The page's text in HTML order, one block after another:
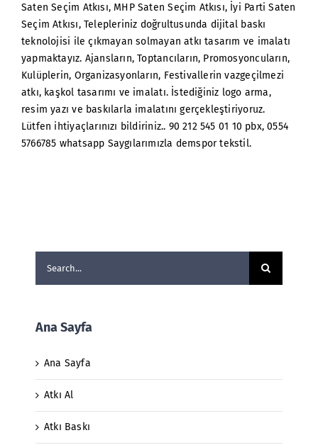
Saten Seçim Atkısı, MHP Saten Seçim Atkısı, İyi Parti Saten
Seçim Atkısı, Telepleriniz doğrultusunda dijital baskı
teknolojisi ile çıkmayan solmayan atkı tasarım ve imalatı
yapmaktayız. Ajansların, Toptancıların, Promosyoncuların,
Kulüplerin, Organizasyonların, Festivallerin vazgeçilmezi
atkı, kaşkol tasarımı ve imalatı. İstediğiniz logo arma,
resim yazı ve baskılarla imalatını gerçekleştiriyoruz.
Lütfen ihtiyaçlarınızı bildiriniz.. 90 212 545 01 10 pbx, 0554
5766785 whatsapp Saygılarımızla demspor tekstil.
Ana Sayfa
Ana Sayfa
Atkı Al
Atkı Baskı